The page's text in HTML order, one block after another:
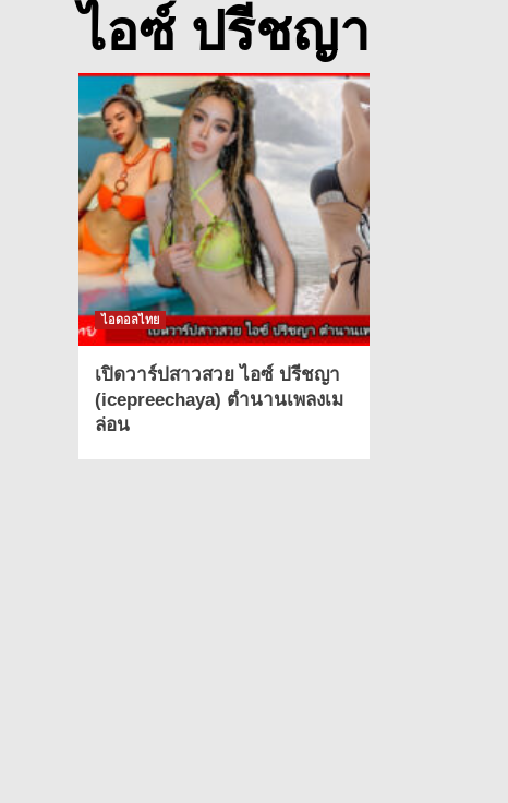
ไอซ์ ปรีชญา
ไอดอลไทย
เปิดวาร์ปสาวสวย ไอซ์ ปรีชญา
(icepreechaya) ตำนานเพลงเม
ล่อน